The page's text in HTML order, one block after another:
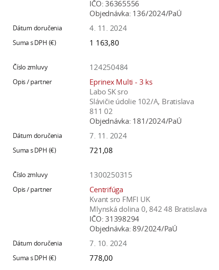
IČO: 36365556
Objednávka: 136/2024/PaÚ
4. 11. 2024
1 163,80
124250484
Eprinex Multi - 3 ks
Labo SK sro
Slávičie údolie 102/A, Bratislava
811 02
Objednávka: 181/2024/PaÚ
7. 11. 2024
721,08
1300250315
Centrifúga
Kvant sro FMFI UK
Mlynská dolina 0, 842 48 Bratislava
IČO: 31398294
Objednávka: 89/2024/PaÚ
7. 10. 2024
778,00